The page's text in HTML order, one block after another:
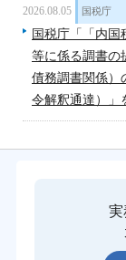
2026.08.05 国税庁
国税庁「「内
等に係る調書の
債務調書関係）
令解釈通達）」
実